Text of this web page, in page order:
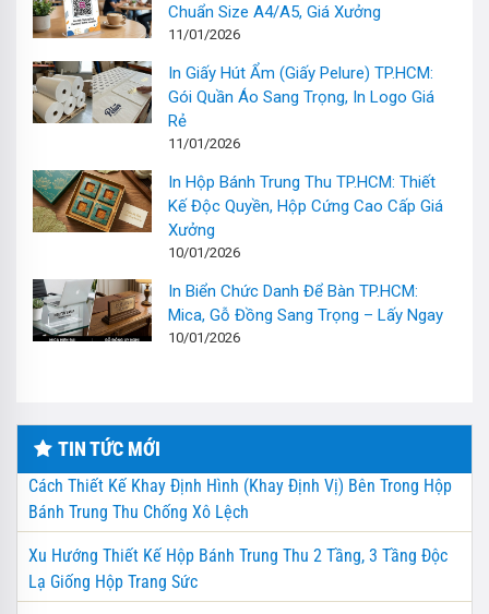
Chuẩn Size A4/A5, Giá Xưởng
11/01/2026
In Giấy Hút Ẩm (Giấy Pelure) TP.HCM:
Gói Quần Áo Sang Trọng, In Logo Giá
Rẻ
11/01/2026
In Hộp Bánh Trung Thu TP.HCM: Thiết
Kế Độc Quyền, Hộp Cứng Cao Cấp Giá
Xưởng
10/01/2026
In Biển Chức Danh Để Bàn TP.HCM:
Mica, Gỗ Đồng Sang Trọng – Lấy Ngay
10/01/2026
TIN TỨC MỚI
Cách Thiết Kế Khay Định Hình (Khay Định Vị) Bên Trong Hộp
Bánh Trung Thu Chống Xô Lệch
Xu Hướng Thiết Kế Hộp Bánh Trung Thu 2 Tầng, 3 Tầng Độc
Lạ Giống Hộp Trang Sức